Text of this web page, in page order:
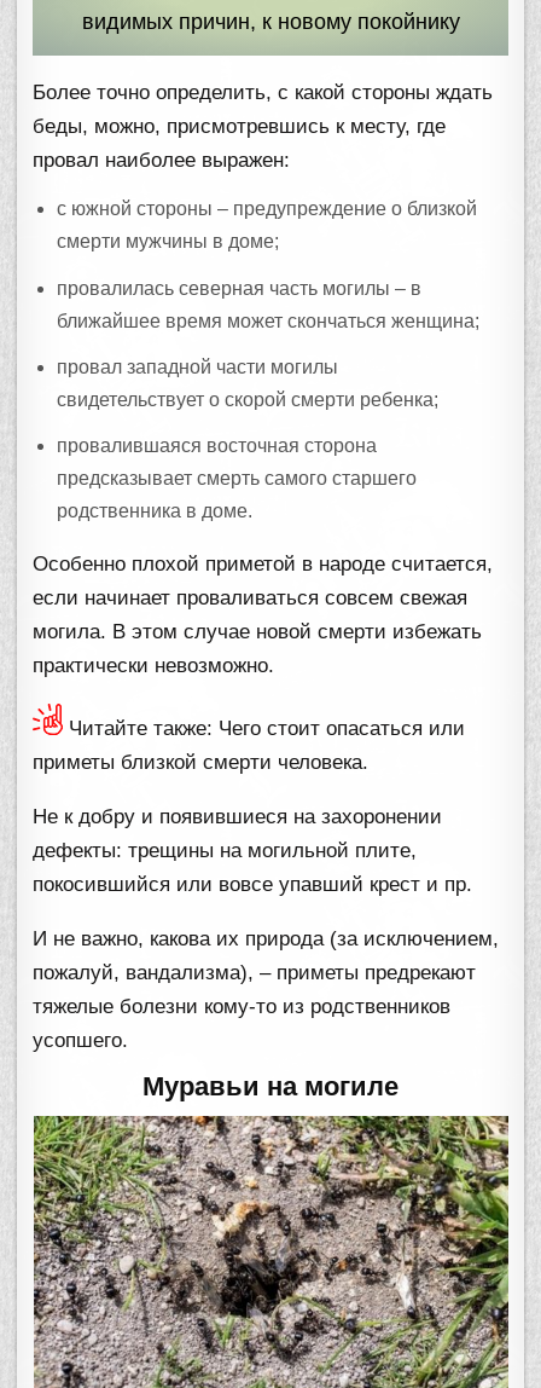
видимых причин, к новому покойнику
Более точно определить, с какой стороны ждать
беды, можно, присмотревшись к месту, где
провал наиболее выражен:
с южной стороны – предупреждение о близкой
смерти мужчины в доме;
провалилась северная часть могилы – в
ближайшее время может скончаться женщина;
провал западной части могилы
свидетельствует о скорой смерти ребенка;
провалившаяся восточная сторона
предсказывает смерть самого старшего
родственника в доме.
Особенно плохой приметой в народе считается,
если начинает проваливаться совсем свежая
могила. В этом случае новой смерти избежать
практически невозможно.
Читайте также: Чего стоит опасаться или
приметы близкой смерти человека.
Не к добру и появившиеся на захоронении
дефекты: трещины на могильной плите,
покосившийся или вовсе упавший крест и пр.
И не важно, какова их природа (за исключением,
пожалуй, вандализма), – приметы предрекают
тяжелые болезни кому-то из родственников
усопшего.
Муравьи на могиле